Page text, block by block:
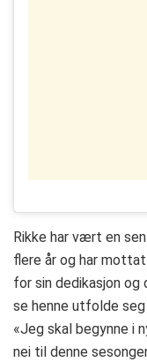
Rikke har vært en
flere år og har
for sin dedikasjon
se henne utfolde
«Jeg skal begynne i
nei til denne